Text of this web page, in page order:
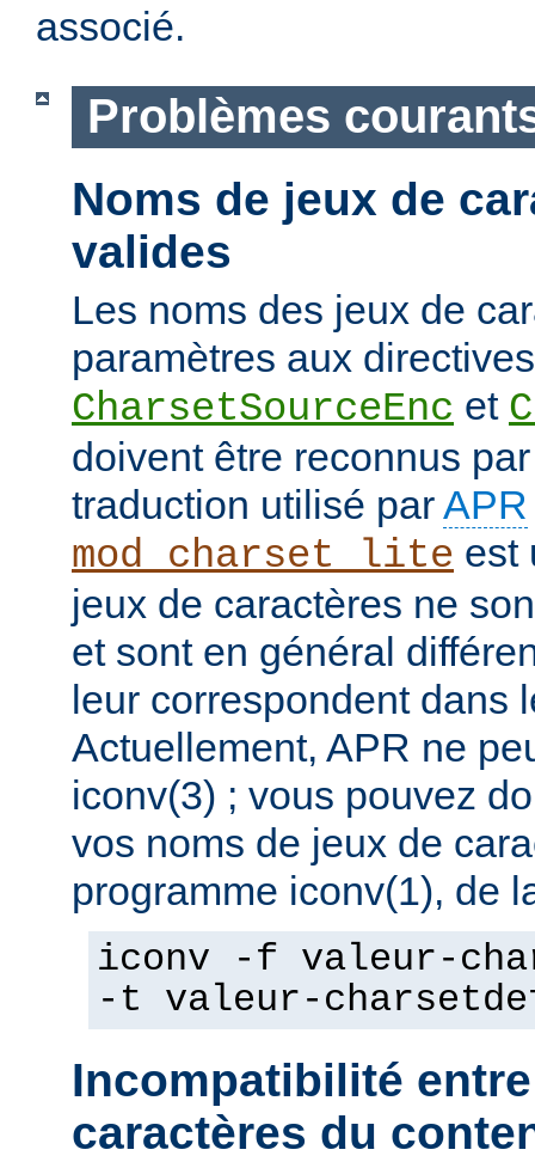
associé.
Problèmes
Noms de jeux de
valides
Les noms des jeux de
paramètres aux directives
CharsetSourceEnc et
doivent être reconnus
traduction utilisé parAPR
mod_charset_lite est
jeux de caractères ne
et sont en général
leur correspondent dans
Actuellement, APR ne
iconv(3) ; vous pouvez
vos noms de jeux de
programme iconv(1), de
iconv -f valeur-
-t valeur-
Incompatibilité
caractères du